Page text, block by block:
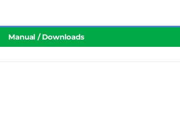
Manual / Downloads